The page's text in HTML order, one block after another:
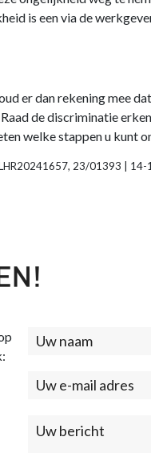
is een via de
er dan rekening mee
de discriminatie
welke stappen u kunt
23/01393 |
Contact